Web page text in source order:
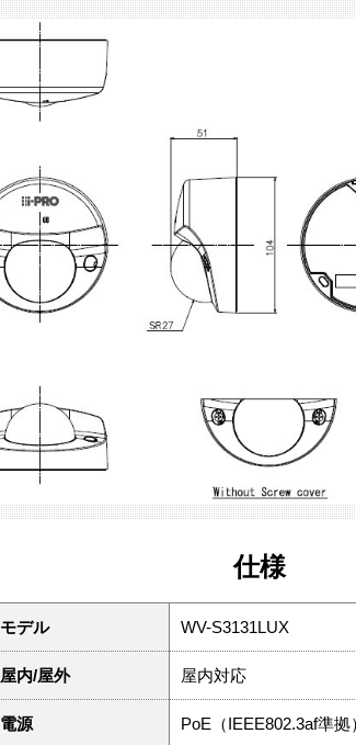
仕様
モデル WV-S3131LUX
屋内/屋外 屋内対応
電源 PoE（IEEE802.3af準拠